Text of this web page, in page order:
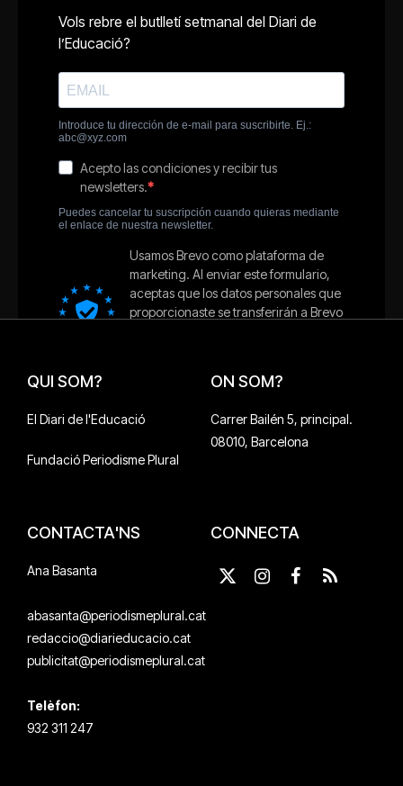
QUI SOM?
El Diari de l'Educació
Fundació Periodisme Plural
ON SOM?
Carrer Bailén 5, principal.
08010, Barcelona
CONTACTA'NS
Ana Basanta
abasanta@periodismeplural.cat
redaccio@diarieducacio.cat
publicitat@periodismeplural.cat
Telèfon:
932 311 247
CONNECTA
X
InstagramFacebook
RSS